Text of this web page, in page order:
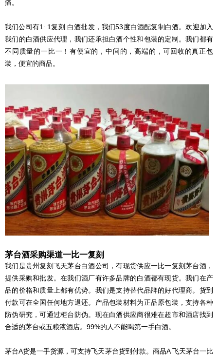
痛。
我们公司有1: 1复刻 白酒批发，我们53度白酒配复制白酒。欢迎加入
我们的白酒供应代理，我们还承担白酒个性和包装的定制。我们都有
不同质量的一比一！有便宜的，中间的，高端的，可回收的真正包
装，便宜的商品。
茅台酒采购渠道一比一复刻
我们是贵州复刻飞天茅台白酒公司，有现货供应一比一复刻茅台酒，
提供采购和批发。在我们酒厂有许多品牌的白酒都有现货。我们在产
品的价格和质量上都有优势。我们是支持替代品牌的好代理商。货到
付款可在全国任何地方退还。产品包装材料为正品原包装，支持各种
防伪研究，可通过柜台防伪。现在白酒供应商很难在超市和酒店找到
合适的茅台或五粮液酒店。99%的人不能喝第一手白酒。
茅台A货是一手货源，可支持飞天茅台货到付款。商品A 飞天茅台一比